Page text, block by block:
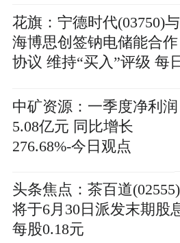
花旗：宁德时代(03750)与
海博思创签钠电储能合作
协议 维持“买入”评级 每
中矿资源：一季度净利润
5.08亿元 同比增长
276.68%-今日观点
头条焦点：茶百道(02555)
将于6月30日派发末期股
每股0.18元